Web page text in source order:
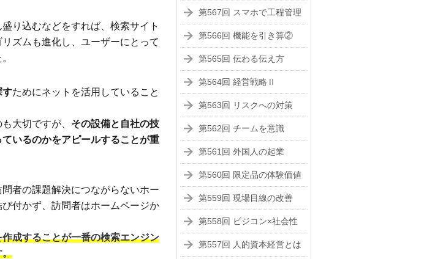
り込むなどをすれば、検索サイト
ズムも進化し、ユーザーにとって
すためにネットを活用していること
大切ですが、 その設備と自社の技
いるのかをアピールすることが重
者の課題解決につながらないホー
付かず、訪問者はホームページか
成することが一番の検索エンジン
。
第567回 スマホで工程管理
第566回 機能を引き算②
第565回 伝わる伝え方
第564回 経営戦略Ⅱ
第563回 リスクへの対策
第562回 チームを意識
第561回 外国人の起業
第560回 限定品の体験価値
第559回 現場目線の改善
第558回 ビジコン×社会性
第557回 人的資本経営とは